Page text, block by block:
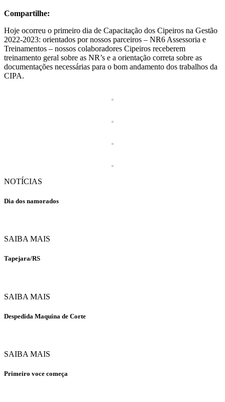
Compartilhe:
Hoje ocorreu o primeiro dia de Capacitação dos Cipeiros na Gestão
2022-2023: orientados por nossos parceiros – NR6 Assessoria e
Treinamentos – nossos colaboradores Cipeiros receberem
treinamento geral sobre as NR’s e a orientação correta sobre as
documentações necessárias para o bom andamento dos trabalhos da
CIPA.
NOTÍCIAS
Dia dos namorados
SAIBA MAIS
Tapejara/RS
SAIBA MAIS
Despedida Maquina de Corte
SAIBA MAIS
Primeiro voce começa